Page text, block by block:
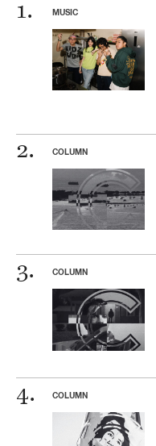
MUSIC
COLUMN
COLUMN
COLUMN